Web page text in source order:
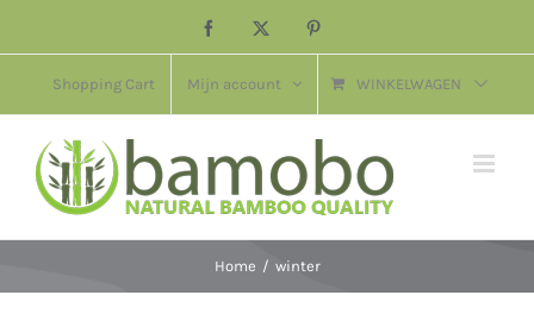
naar
inhoud
Facebook
Shopping Cart Mijn account WINKELWAGEN
Home winter